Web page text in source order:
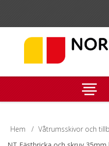
Hem / Våtrumsskivor och